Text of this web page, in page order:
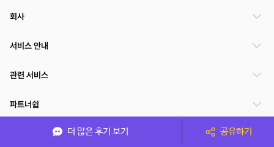
더 많은 후기 보기 공유하기
회사
서비스 안내
관련 서비스
파트너쉽
서비스 제공 국가